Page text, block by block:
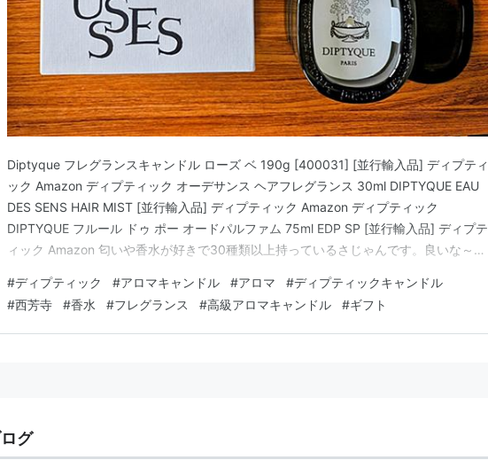
Diptyque フレグランスキャンドル ローズ ベ 190g [400031] [並行輸入品] ディプティ
ック Amazon ディプティック オーデサンス ヘアフレグランス 30ml DIPTYQUE EAU
DES SENS HAIR MIST [並行輸入品] ディプティック Amazon ディプティック
DIPTYQUE フルール ドゥ ポー オードパルファム 75ml EDP SP [並行輸入品] ディプテ
ィック Amazon 匂いや香水が好きで30種類以上持っているさじゃんです。良いな～と
そんな自分は結構前…
#ディプティック #アロマキャンドル #アロマ #ディプティックキャンドル
#西芳寺 #香水 #フレグランス #高級アロマキャンドル #ギフト
グ